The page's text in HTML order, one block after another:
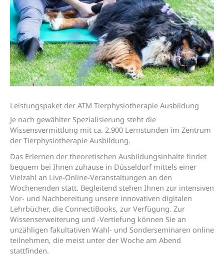
Leistungs­paket der ATM Tierphysio­therapie Ausbildung
Je nach gewählter Spezialisierung steht die
Wissensvermittlung mit ca. 2.900 Lernstunden im Zentrum
der Tierphysiotherapie Ausbildung.
Das Erlernen der theoretischen Ausbildungsinhalte findet
bequem bei Ihnen zuhause in Düsseldorf mittels einer
Vielzahl an Live-Online-Veranstaltungen an den
Wochenenden statt. Begleitend stehen Ihnen zur intensiven
Vor- und Nachbereitung unsere innovativen digitalen
Lehrbücher, die ConnectiBooks, zur Verfügung. Zur
Wissenserweiterung und -Vertiefung können Sie an
unzähligen fakultativen Wahl- und Sonderseminaren online
teilnehmen, die meist unter der Woche am Abend
stattfinden.